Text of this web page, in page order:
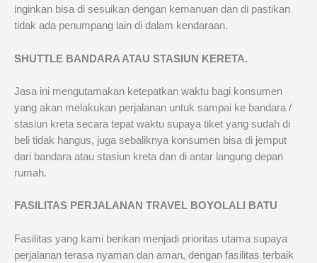
inginkan bisa di sesuikan dengan kemanuan dan di pastikan
tidak ada penumpang lain di dalam kendaraan.
SHUTTLE BANDARA ATAU STASIUN KERETA.
Jasa ini mengutamakan ketepatkan waktu bagi konsumen
yang akan melakukan perjalanan untuk sampai ke bandara /
stasiun kreta secara tepat waktu supaya tiket yang sudah di
beli tidak hangus, juga sebaliknya konsumen bisa di jemput
dari bandara atau stasiun kreta dan di antar langung depan
rumah.
FASILITAS PERJALANAN TRAVEL BOYOLALI BATU
Fasilitas yang kami berikan menjadi prioritas utama supaya
perjalanan terasa nyaman dan aman, dengan fasilitas terbaik